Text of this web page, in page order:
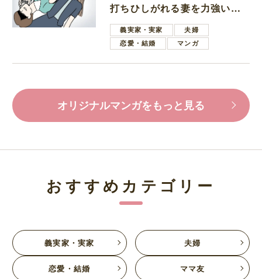
打ちひしがれる妻を力強い言
葉で励ます夫
義実家・実家
夫婦
恋愛・結婚
マンガ
オリジナルマンガをもっと見る
おすすめカテゴリー
義実家・実家 夫婦
恋愛・結婚 ママ友